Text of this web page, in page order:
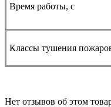
Время работы, с
Классы тушения
Нет отзывов об этом